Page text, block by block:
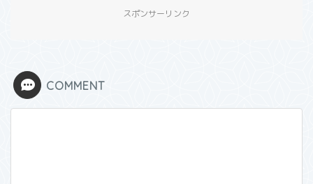
スポンサーリンク
COMMENT